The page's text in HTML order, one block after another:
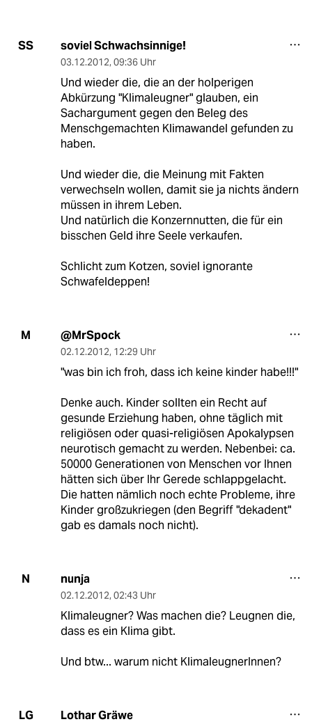
SS soviel Schwachsinnige!
03.12.2012, 09:36 Uhr
Und wieder die, die an der holperigen
Abkürzung "Klimaleugner" glauben, ein
Sachargument gegen den Beleg des
Menschgemachten Klimawandel gefunden zu
haben.
Und wieder die, die Meinung mit Fakten
verwechseln wollen, damit sie ja nichts ändern
müssen in ihrem Leben.
Und natürlich die Konzernnutten, die für ein
bisschen Geld ihre Seele verkaufen.
Schlicht zum Kotzen, soviel ignorante
Schwafeldeppen!
M @MrSpock
02.12.2012, 12:29 Uhr
"was bin ich froh, dass ich keine kinder habe!!!"
Denke auch. Kinder sollten ein Recht auf
gesunde Erziehung haben, ohne täglich mit
religiösen oder quasi-religiösen Apokalypsen
neurotisch gemacht zu werden. Nebenbei: ca.
50000 Generationen von Menschen vor Ihnen
hätten sich über Ihr Gerede schlappgelacht.
Die hatten nämlich noch echte Probleme, ihre
Kinder großzukriegen (den Begriff "dekadent"
gab es damals noch nicht).
N nunja
02.12.2012, 02:43 Uhr
Klimaleugner? Was machen die? Leugnen die,
dass es ein Klima gibt.
Und btw... warum nicht KlimaleugnerInnen?
LG Lothar Gräwe